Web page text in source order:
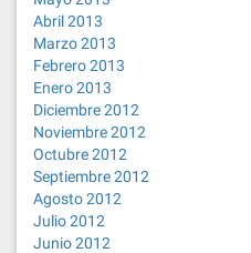
Abril 2013
Marzo 2013
Febrero 2013
Enero 2013
Diciembre 2012
Noviembre 2012
Octubre 2012
Septiembre 2012
Agosto 2012
Julio 2012
Junio 2012